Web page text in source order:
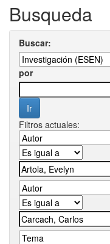
Busqueda
Buscar:
por
Filtros actuales: